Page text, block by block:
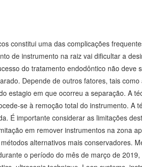
constitui uma das complicações
de instrumento na raiz vai dificultar a
do tratamento endodôntico não deve
Depende de outros fatores, tais como
estagio em que ocorreu a separação. A
se à remoção total do instrumento. A
É importante considerar as limitações
em remover instrumentos na zona
alternativos mais conservadores.
o período do mês de março de